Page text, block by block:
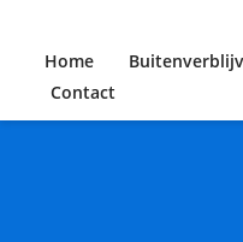
Home
Contact